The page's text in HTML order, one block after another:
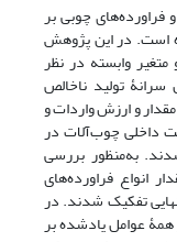
چوبی بر
است. در این پژوهش
وابسته در نظر
تولید ناخالص
و ارزش واردات و
داخلی چوب‌آلات در
نظر گرفته ‌شدند. به‌منظور بررسی
انواع فراورده‌های
تفکیک شدند. در
همۀ عوامل یادشده بر